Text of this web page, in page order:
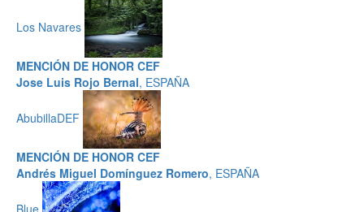
Los Navares
MENCIÓN DE HONOR CEF
Jose Luis Rojo Bernal, ESPAÑA
AbubillaDEF
MENCIÓN DE HONOR CEF
Andrés Miguel Domínguez Romero, ESPAÑA
Blue